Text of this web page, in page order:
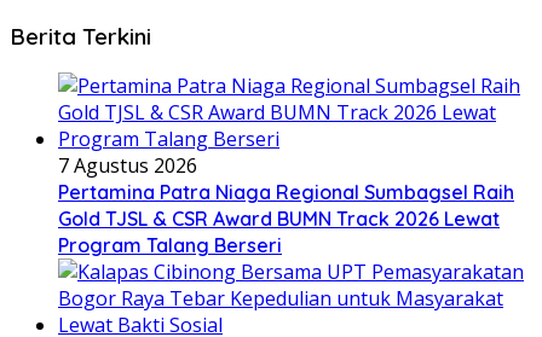
Berita Terkini
7 Agustus 2026
Pertamina Patra Niaga Regional Sumbagsel Raih
Gold TJSL & CSR Award BUMN Track 2026 Lewat
Program Talang Berseri